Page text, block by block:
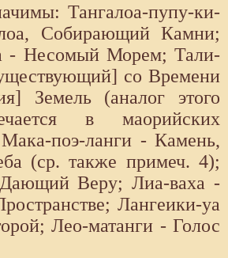
Тангалоа-пупу-ки-
Собирающий Камни;
- Несомый Морем; Тали-
со Времени
Земель (аналог этого
в маорийских
Мака-поэ-ланги - Камень,
(ср. также примеч. 4);
Веру; Лиа-ваха -
Лангеики-уа
Лео-матанги - Голос